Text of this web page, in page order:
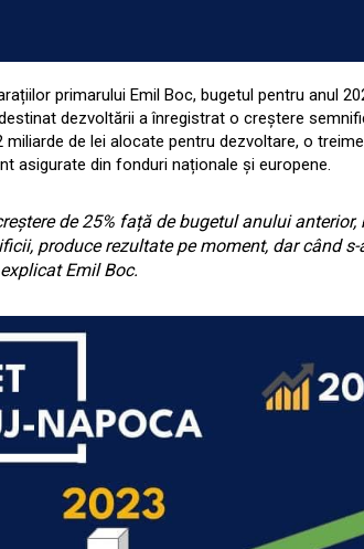
primarului Emil Boc, bugetul pentru anul
dezvoltării a înregistrat o creștere
miliarde de lei alocate pentru dezvoltare, o
asigurate din fonduri naționale și europene.
de 25% față de bugetul anului
produce rezultate pe moment, dar când
Emil Boc.